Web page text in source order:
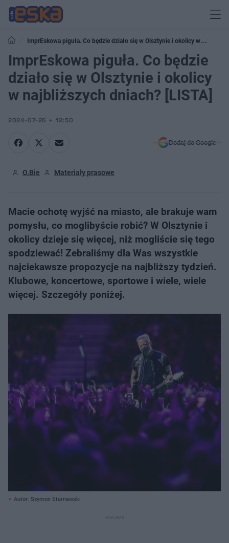
ImprEskowa piguła. Co będzie działo się w Olsztynie i okolicy w
najbliższych dniach? [LISTA]
ImprEskowa piguła. Co będzie
działo się w Olsztynie i okolicy
w najbliższych dniach? [LISTA]
2024-07-26 12:50
Dodaj do Google
O.Bie Materiały prasowe
Macie ochotę wyjść na miasto, ale brakuje wam
pomysłu, co moglibyście robić? W Olsztynie i
okolicy dzieje się więcej, niż mogliście się tego
spodziewać! Zebraliśmy dla Was wszystkie
najciekawsze propozycje na najbliższy tydzień.
Klubowe, koncertowe, sportowe i wiele, wiele
więcej. Szczegóły poniżej.
Autor: Szymon Starnawski